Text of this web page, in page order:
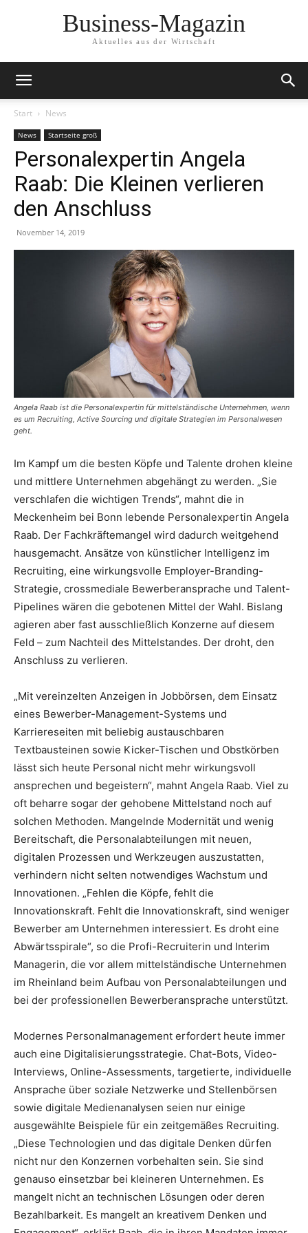
Business-Magazin
Aktuelles aus der Wirtschaft
Start News
News Startseite groß
Personalexpertin Angela
Raab: Die Kleinen verlieren
den Anschluss
November 14, 2019
Angela Raab ist die Personalexpertin für mittelständische Unternehmen, wenn
es um Recruiting, Active Sourcing und digitale Strategien im Personalwesen
geht.
Im Kampf um die besten Köpfe und Talente drohen kleine
und mittlere Unternehmen abgehängt zu werden. „Sie
verschlafen die wichtigen Trends“, mahnt die in
Meckenheim bei Bonn lebende Personalexpertin Angela
Raab. Der Fachkräftemangel wird dadurch weitgehend
hausgemacht. Ansätze von künstlicher Intelligenz im
Recruiting, eine wirkungsvolle Employer-Branding-
Strategie, crossmediale Bewerberansprache und Talent-
Pipelines wären die gebotenen Mittel der Wahl. Bislang
agieren aber fast ausschließlich Konzerne auf diesem
Feld – zum Nachteil des Mittelstandes. Der droht, den
Anschluss zu verlieren.
„Mit vereinzelten Anzeigen in Jobbörsen, dem Einsatz
eines Bewerber-Management-Systems und
Karriereseiten mit beliebig austauschbaren
Textbausteinen sowie Kicker-Tischen und Obstkörben
lässt sich heute Personal nicht mehr wirkungsvoll
ansprechen und begeistern“, mahnt Angela Raab. Viel zu
oft beharre sogar der gehobene Mittelstand noch auf
solchen Methoden. Mangelnde Modernität und wenig
Bereitschaft, die Personalabteilungen mit neuen,
digitalen Prozessen und Werkzeugen auszustatten,
verhindern nicht selten notwendiges Wachstum und
Innovationen. „Fehlen die Köpfe, fehlt die
Innovationskraft. Fehlt die Innovationskraft, sind weniger
Bewerber am Unternehmen interessiert. Es droht eine
Abwärtsspirale“, so die Profi-Recruiterin und Interim
Managerin, die vor allem mittelständische Unternehmen
im Rheinland beim Aufbau von Personalabteilungen und
bei der professionellen Bewerberansprache unterstützt.
Modernes Personalmanagement erfordert heute immer
auch eine Digitalisierungsstrategie. Chat-Bots, Video-
Interviews, Online-Assessments, targetierte, individuelle
Ansprache über soziale Netzwerke und Stellenbörsen
sowie digitale Medienanalysen seien nur einige
ausgewählte Beispiele für ein zeitgemäßes Recruiting.
„Diese Technologien und das digitale Denken dürfen
nicht nur den Konzernen vorbehalten sein. Sie sind
genauso einsetzbar bei kleineren Unternehmen. Es
mangelt nicht an technischen Lösungen oder deren
Bezahlbarkeit. Es mangelt an kreativem Denken und